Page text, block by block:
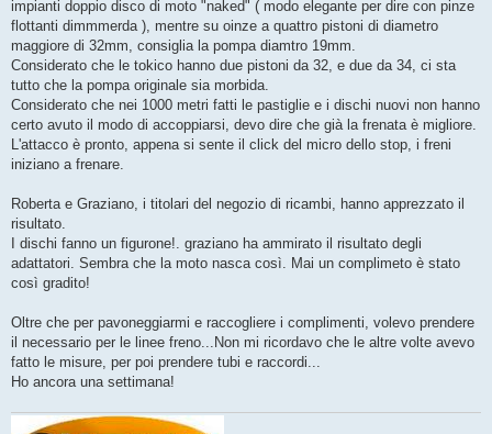
impianti doppio disco di moto "naked" ( modo elegante per dire con pinze
flottanti dimmmerda ), mentre su oinze a quattro pistoni di diametro
maggiore di 32mm, consiglia la pompa diamtro 19mm.
Considerato che le tokico hanno due pistoni da 32, e due da 34, ci sta
tutto che la pompa originale sia morbida.
Considerato che nei 1000 metri fatti le pastiglie e i dischi nuovi non hanno
certo avuto il modo di accoppiarsi, devo dire che già la frenata è migliore.
L'attacco è pronto, appena si sente il click del micro dello stop, i freni
iniziano a frenare.
Roberta e Graziano, i titolari del negozio di ricambi, hanno apprezzato il
risultato.
I dischi fanno un figurone!. graziano ha ammirato il risultato degli
adattatori. Sembra che la moto nasca così. Mai un complimeto è stato
così gradito!
Oltre che per pavoneggiarmi e raccogliere i complimenti, volevo prendere
il necessario per le linee freno...Non mi ricordavo che le altre volte avevo
fatto le misure, per poi prendere tubi e raccordi...
Ho ancora una settimana!